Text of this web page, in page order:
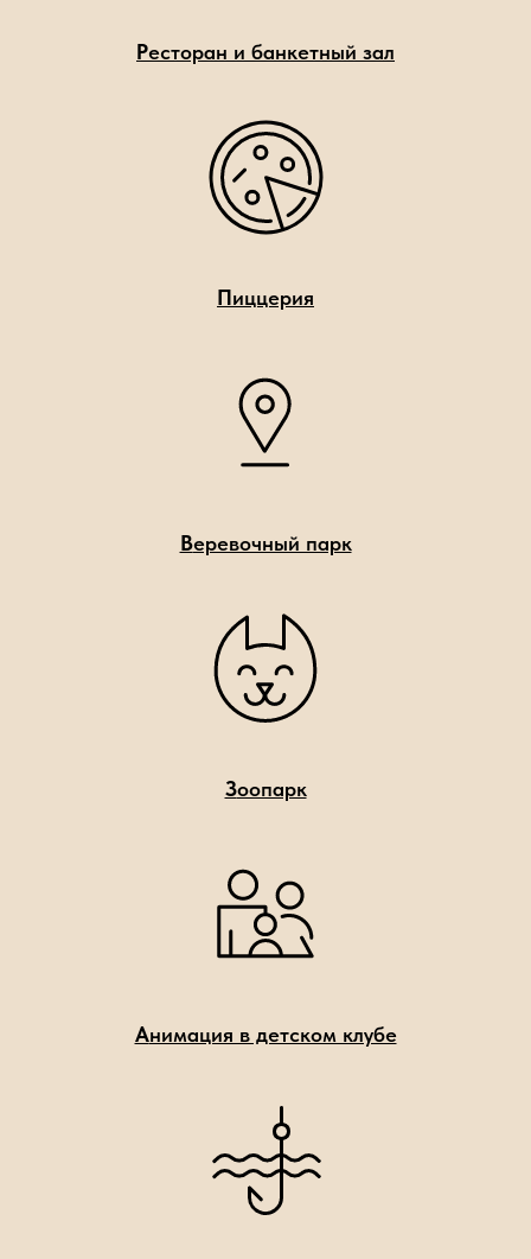
Ресторан и банкетный зал
Пиццерия
Веревочный парк
Зоопарк
Анимация в детском клубе